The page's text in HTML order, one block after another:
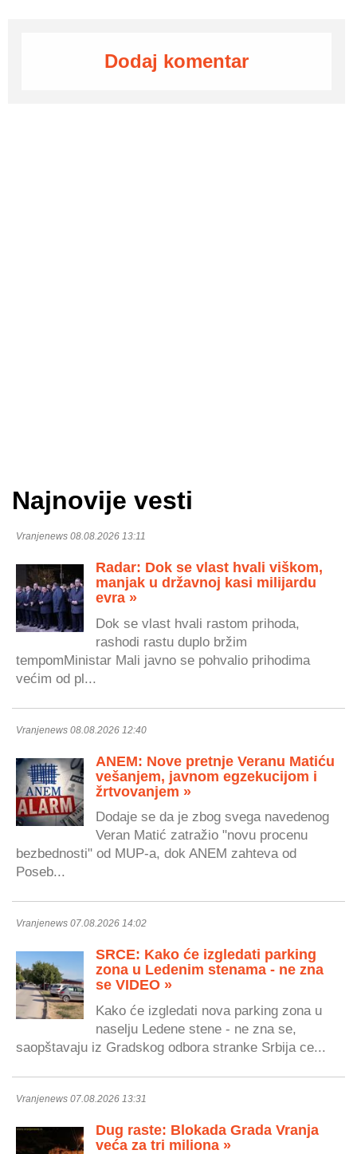
Dodaj komentar
Najnovije vesti
Vranjenews 08.08.2026 13:11
Radar: Dok se vlast hvali viškom,
manjak u državnoj kasi milijardu
evra »
Dok se vlast hvali rastom prihoda,
rashodi rastu duplo bržim
tempomMinistar Mali javno se pohvalio prihodima
većim od pl...
Vranjenews 08.08.2026 12:40
ANEM: Nove pretnje Veranu Matiću
vešanjem, javnom egzekucijom i
žrtvovanjem »
Dodaje se da je zbog svega navedenog
Veran Matić zatražio "novu procenu
bezbednosti" od MUP-a, dok ANEM zahteva od
Poseb...
Vranjenews 07.08.2026 14:02
SRCE: Kako će izgledati parking
zona u Ledenim stenama - ne zna
se VIDEO »
Kako će izgledati nova parking zona u
naselju Ledene stene - ne zna se,
saopštavaju iz Gradskog odbora stranke Srbija ce...
Vranjenews 07.08.2026 13:31
Dug raste: Blokada Grada Vranja
veća za tri miliona »